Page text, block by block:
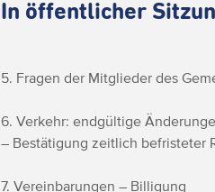
In öffentlicher
5. Fragen der Mitglieder des
6. Verkehr: endgültige
– Bestätigung zeitlich befristeter
7. Vereinbarungen – Billigung